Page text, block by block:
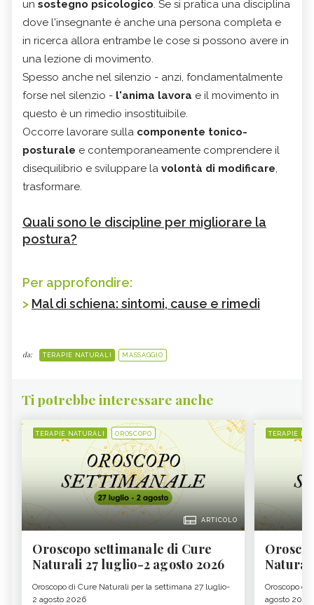
un sostegno psicologico. Se si pratica una disciplina
dove l'insegnante è anche una persona completa e
in ricerca allora entrambe le cose si possono avere in
una lezione di movimento.
Spesso anche nel silenzio - anzi, fondamentalmente
forse nel silenzio - l'anima lavora e il movimento in
questo è un rimedio insostituibile.
Occorre lavorare sulla componente tonico-
posturale e contemporaneamente comprendere il
disequilibrio e sviluppare la volontà di modificare,
trasformare.
Quali sono le discipline per migliorare la
postura?
Per approfondire:
> Mal di schiena: sintomi, cause e rimedi
da: TERAPIE NATURALI MASSAGGIO
Ti potrebbe interessare anche
TERAPIE NATURALI OROSCOPO
ARTICOLO
Oroscopo settimanale di Cure
Naturali 27 luglio-2 agosto 2026
Oroscopo di Cure Naturali per la settimana 27 luglio-
2 agosto 2026
TERAPIE
Oroscopo di
agosto 2026